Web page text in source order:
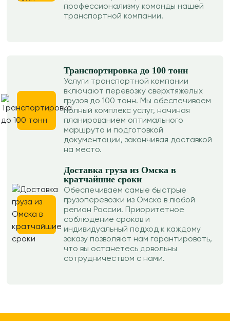
профессионализму команды нашей
транспортной компании.
Транспортировка до 100 тонн
Услуги транспортной компании
включают перевозку сверхтяжелых
грузов до 100 тонн. Мы обеспечиваем
полный комплекс услуг, начиная
планированием оптимального
маршрута и подготовкой
документации, заканчивая доставкой
на место.
Доставка груза из Омска в
кратчайшие сроки
Обеспечиваем самые быстрые
грузоперевозки из Омска в любой
регион России. Приоритетное
соблюдение сроков и
индивидуальный подход к каждому
заказу позволяют нам гарантировать,
что вы останетесь довольны
сотрудничеством с нами.